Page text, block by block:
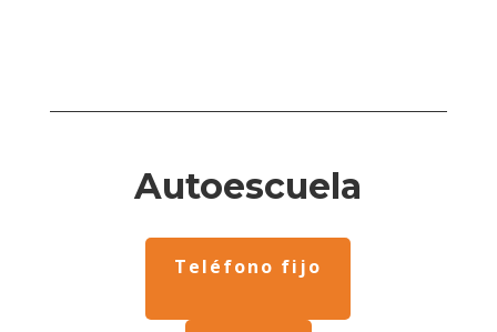
Autoescuela
Teléfono fijo